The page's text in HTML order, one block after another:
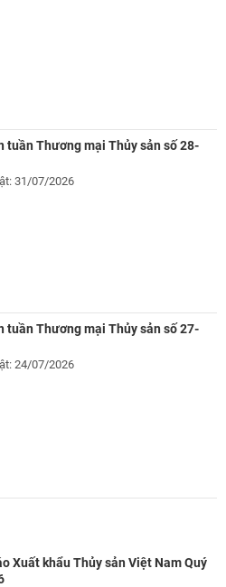
tuần Thương mại Thủy sản số 28-
31/07/2026
tuần Thương mại Thủy sản số 27-
24/07/2026
Xuất khẩu Thủy sản Việt Nam Quý